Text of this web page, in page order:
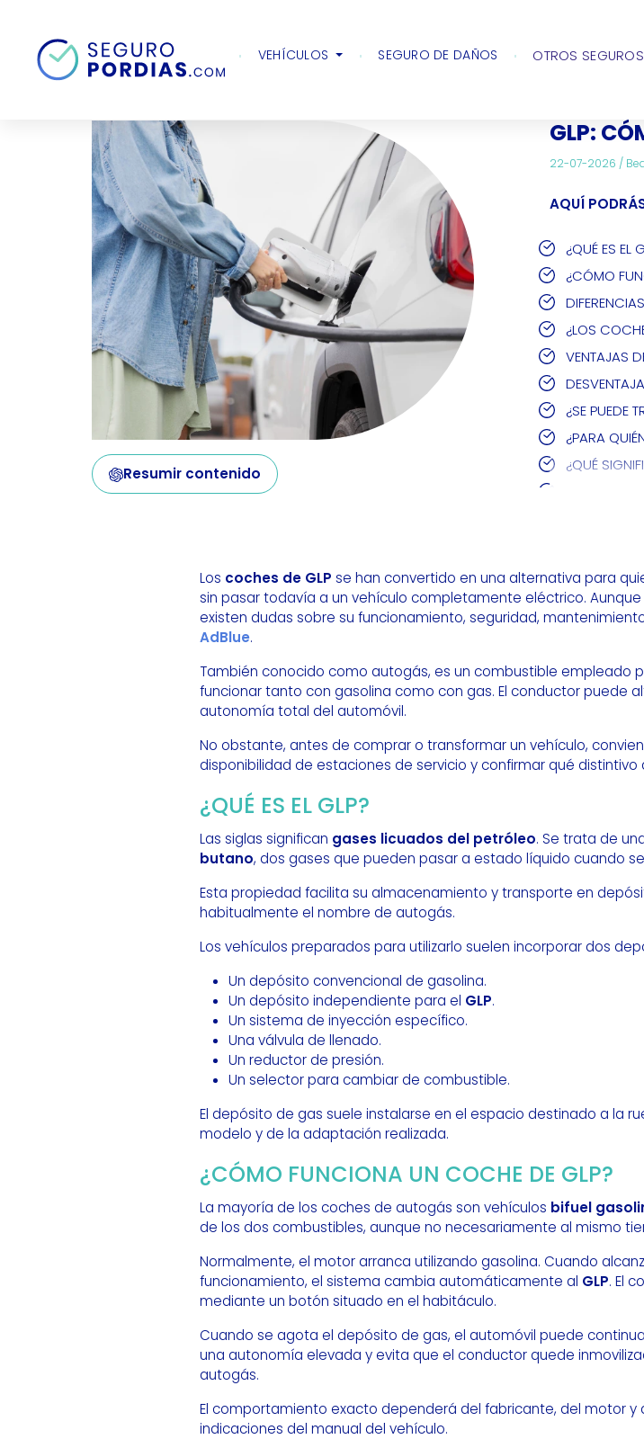
VEHÍCULOS SEGURO DE DAÑOS OTROS SEGUROS
Inicio Motor Articulos GLP: cómo funciona y diferencias con AdBlue
Resumir contenido
GLP:
22-07-2026 /
AQUÍ
¿QUÉ ES EL
¿CÓMO
¿LOS
VENTAJAS
¿SE PUEDE
¿PARA
¿QUÉ
Los coches de GLP se han convertido en una alternativa para
sin pasar todavía a un vehículo completamente eléctrico.
existen dudas sobre su funcionamiento, seguridad,
AdBlue.
También conocido como autogás, es un combustible empleado
funcionar tanto con gasolina como con gas. El conductor puede
autonomía total del automóvil.
No obstante, antes de comprar o transformar un vehículo,
disponibilidad de estaciones de servicio y confirmar qué
¿QUÉ ES EL GLP?
Las siglas significan gases licuados del petróleo. Se trata de
butano, dos gases que pueden pasar a estado líquido cuando
Esta propiedad facilita su almacenamiento y transporte en
habitualmente el nombre de autogás.
Los vehículos preparados para utilizarlo suelen incorporar dos
Un depósito convencional de gasolina.
Un depósito independiente para el GLP.
Un sistema de inyección específico.
Una válvula de llenado.
Un reductor de presión.
Un selector para cambiar de combustible.
El depósito de gas suele instalarse en el espacio destinado a la
modelo y de la adaptación realizada.
¿CÓMO FUNCIONA UN COCHE DE GLP?
La mayoría de los coches de autogás son vehículos bifuel
de los dos combustibles, aunque no necesariamente al mismo
Normalmente, el motor arranca utilizando gasolina. Cuando
funcionamiento, el sistema cambia automáticamente al GLP. El
mediante un botón situado en el habitáculo.
Cuando se agota el depósito de gas, el automóvil puede
una autonomía elevada y evita que el conductor quede
autogás.
El comportamiento exacto dependerá del fabricante, del motor y
indicaciones del manual del vehículo.